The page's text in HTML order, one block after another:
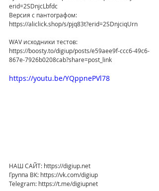
erid=2SDnjcLbfdc
Версия с пантографом:
https://aliclick.shop/s/pjq83t?erid=2SDnjciqUrn
WAV исходники тестов:
https://boosty.to/digiup/posts/e59aee9f-ccc6-49c6-
867e-7926b0208cab?share=post_link
https://youtu.be/YQppnePVl78
НАШ САЙТ: https://digiup.net
Группа ВК: https://vk.com/digiup
Telegram: https://t.me/digiupnet